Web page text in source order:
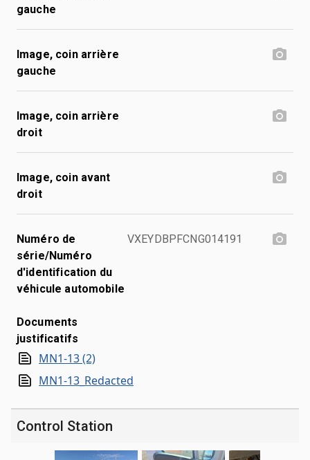
gauche
Image, coin arrière
gauche
Image, coin arrière
droit
Image, coin avant
droit
Numéro de
série/Numéro
d'identification du
véhicule automobile
VXEYDBPFCNG014191
Documents
justificatifs
MN1-13 (2)
MN1-13_Redacted
Control Station